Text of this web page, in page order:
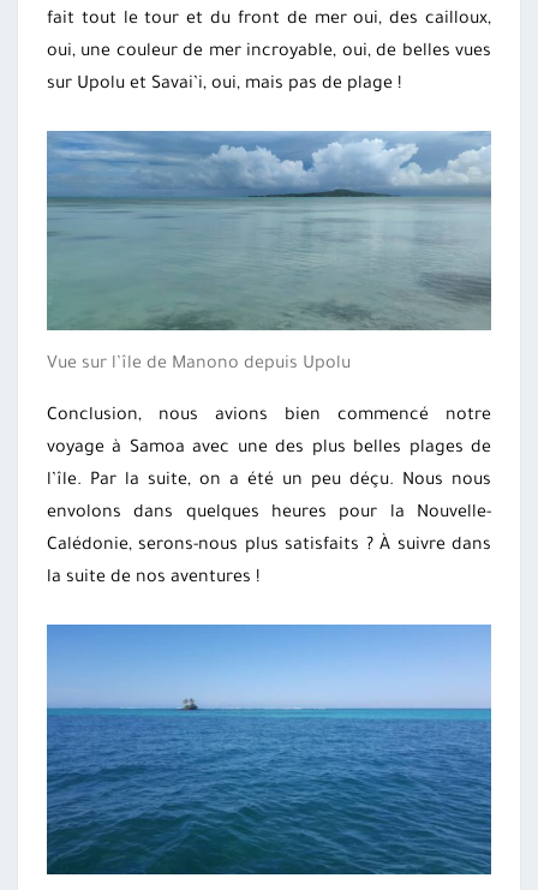
fait tout le tour et du front de mer oui, des cailloux,
oui, une couleur de mer incroyable, oui, de belles vues
sur Upolu et Savai’i, oui, mais pas de plage !
Vue sur l’île de Manono depuis Upolu
Conclusion, nous avions bien commencé notre
voyage à Samoa avec une des plus belles plages de
l’île. Par la suite, on a été un peu déçu. Nous nous
envolons dans quelques heures pour la Nouvelle-
Calédonie, serons-nous plus satisfaits ? À suivre dans
la suite de nos aventures !